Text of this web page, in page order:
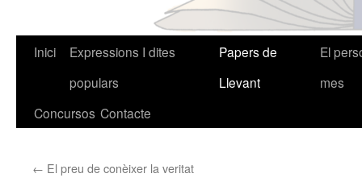
Vés
contingut
Inici
Expressions I dites
populars
Papers de
Llevant
El
mes
Concursos Contacte
← El preu de conèixer la veritat